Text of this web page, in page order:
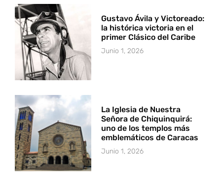
Gustavo Ávila y Victoreado:
la histórica victoria en el
primer Clásico del Caribe
Junio 1, 2026
La Iglesia de Nuestra
Señora de Chiquinquirá:
uno de los templos más
emblemáticos de Caracas
Junio 1, 2026